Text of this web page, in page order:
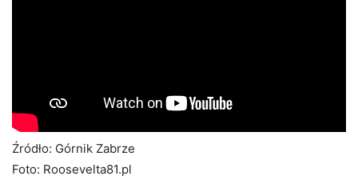
Źródło: Górnik Zabrze
Foto: Roosevelta81.pl